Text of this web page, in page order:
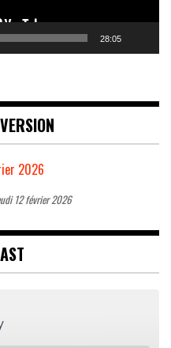
28:05
12 février 2026